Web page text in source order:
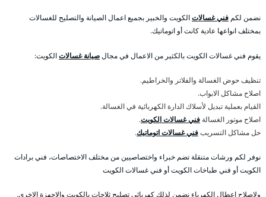
نضمن لكمفني غسالاتالكويت والخبير بجميع اعمال الصيانة والتصليح للغسالات
بمختلف انواعها عادية كانت أو اتوماتيك.
يقوم فني غسالات الكويت بالكثير من الاعمال في مجالصيانة غسالاتالكويت:
تنظيف حوض الغسالة والفلاتر والخراطيم.
اصلاح مشاكل الابواب.
القيام بعملية تبديل لأسلاك الدارة الكهربائية في الغسالة.
اصلاح موتور الغسالة فني غسالات الكويت.
حل مشاكل التسريبفني غسالات اتوماتيك.
نوفر لكم ورشات متنقلة تضم خبراء واختصاصيين من مختلف الاختصاصات، فني برادات
الكويت أو فني طباخات الكويت أو فني غسالات الكويت
ولإصلاح اعطال الكهرباء نضمن لذلك كهربائي تصليح ثلاجات بالكويت والاجهزة الاخرى.